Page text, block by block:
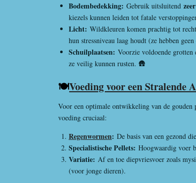
Bodembedekking: Gebruik uitsluitend
kiezels kunnen leiden tot fatale
Licht: Wildkleuren komen prachtig tot
hun stressniveau laag houdt (ze hebben
Schuilplaatsen: Voorzie voldoende grotten
ze veilig kunnen rusten. 🛖
🍽️Voeding voor een Stralende
Voor een optimale ontwikkeling van de gouden
voeding cruciaal:
Regenwormen: De basis van een gezond
Specialistische Pellets: Hoogwaardig voer
Variatie: Af en toe diepvriesvoer zoals
(voor jonge dieren).